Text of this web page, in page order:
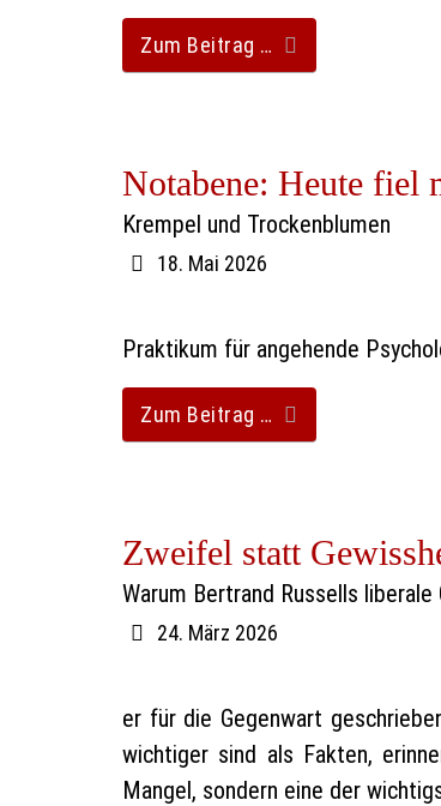
Zum Beitrag …
Notabene: Heute fiel
Krempel und Trockenblumen
18. Mai 2026
Praktikum für angehende
Zum Beitrag …
Zweifel statt
Warum Bertrand Russells
24. März 2026
er für die Gegenwart
wichtiger sind als Fakten,
Mangel, sondern eine der